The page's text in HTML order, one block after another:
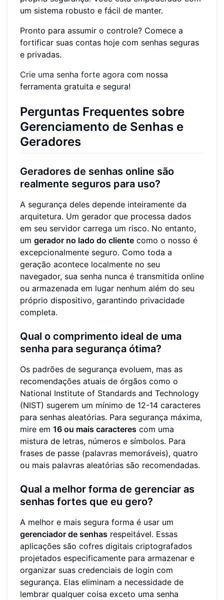
um sistema robusto e fácil de manter.
Pronto para assumir o controle? Comece a
fortificar suas contas hoje com senhas seguras
e privadas.
Crie uma senha forte agora com nossa
ferramenta gratuita e segura!
Perguntas Frequentes sobre
Gerenciamento de Senhas e
Geradores
Geradores de senhas online são
realmente seguros para uso?
A segurança deles depende inteiramente da
arquitetura. Um gerador que processa dados
em seu servidor carrega um risco. No entanto,
um gerador no lado do cliente como o nosso é
excepcionalmente seguro. Como toda a
geração acontece localmente no seu
navegador, sua senha nunca é transmitida online
ou armazenada em lugar nenhum além do seu
próprio dispositivo, garantindo privacidade
completa.
Qual o comprimento ideal de uma
senha para segurança ótima?
Os padrões de segurança evoluem, mas as
recomendações atuais de órgãos como o
National Institute of Standards and Technology
(NIST) sugerem um mínimo de 12-14 caracteres
para senhas aleatórias. Para segurança máxima,
mire em 16 ou mais caracteres com uma
mistura de letras, números e símbolos. Para
frases de passe (palavras memoráveis), quatro
ou mais palavras aleatórias são recomendadas.
Qual a melhor forma de gerenciar as
senhas fortes que eu gero?
A melhor e mais segura forma é usar um
gerenciador de senhas respeitável. Essas
aplicações são cofres digitais criptografados
projetados especificamente para armazenar e
organizar suas credenciais de login com
segurança. Elas eliminam a necessidade de
lembrar qualquer coisa exceto uma senha